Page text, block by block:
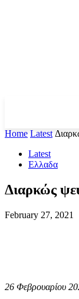
Home Latest
Latest
Ελλαδα
Διαρκώς
February 27, 2021
26 Φεβρουαρίου